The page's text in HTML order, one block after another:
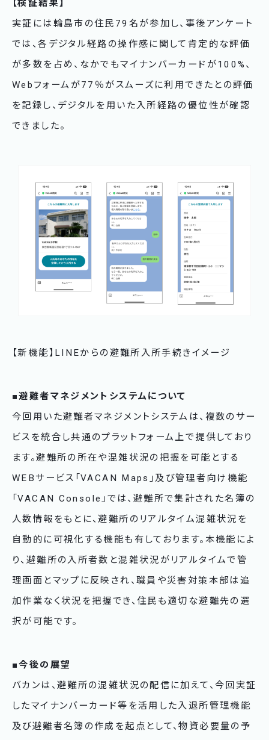
【検証結果】
実証には輪島市の住民79名が参加し、事後アンケート
では、各デジタル経路の操作感に関して肯定的な評価
が多数を占め、なかでもマイナンバーカードが100%、
Webフォームが77％がスムーズに利用できたとの評価
を記録し、デジタルを用いた入所経路の優位性が確認
できました。
【新機能】LINEからの避難所入所手続きイメージ
■避難者マネジメントシステムについて
今回用いた避難者マネジメントシステムは、複数のサー
ビスを統合し共通のプラットフォーム上で提供しており
ます。避難所の所在や混雑状況の把握を可能とする
WEBサービス「VACAN Maps」及び管理者向け機能
「VACAN Console」では、避難所で集計された名簿の
人数情報をもとに、避難所のリアルタイム混雑状況を
自動的に可視化する機能も有しております。本機能によ
り、避難所の入所者数と混雑状況がリアルタイムで管
理画面とマップに反映され、職員や災害対策本部は追
加作業なく状況を把握でき、住民も適切な避難先の選
択が可能です。
■今後の展望
バカンは、避難所の混雑状況の配信に加えて、今回実証
したマイナンバーカード等を活用した入退所管理機能
及び避難者名簿の作成を起点として、物資必要量の予